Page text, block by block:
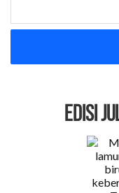
EDISI